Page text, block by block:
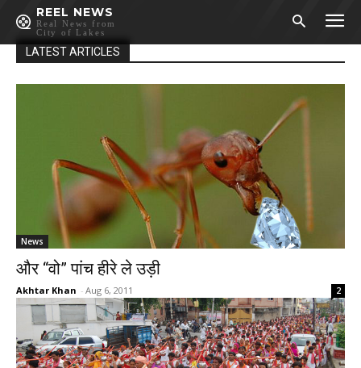
REEL NEWS
Real News from
City of Lakes
LATEST ARTICLES
News
और “वो” पांच हीरे ले उड़ी
Akhtar Khan - Aug 6, 2011 2